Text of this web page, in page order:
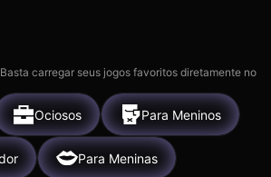
carregar seus jogos favoritos diretamente no
Ociosos Para Meninos
Para Meninas